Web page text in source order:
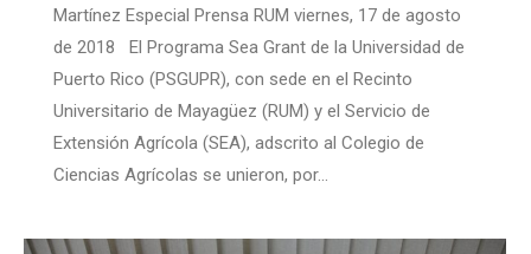
Martínez Especial Prensa RUM viernes, 17 de agosto
de 2018 El Programa Sea Grant de la Universidad de
Puerto Rico (PSGUPR), con sede en el Recinto
Universitario de Mayagüez (RUM) y el Servicio de
Extensión Agrícola (SEA), adscrito al Colegio de
Ciencias Agrícolas se unieron, por…